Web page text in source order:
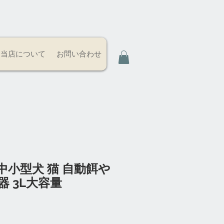
当店について お問い合わせ
小型犬 猫 自動餌や
3L大容量